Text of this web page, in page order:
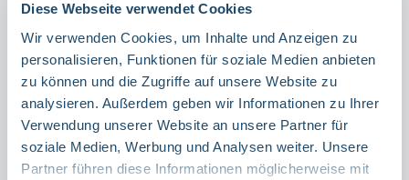
Diese Webseite verwendet Cookies
Wir verwenden Cookies, um Inhalte und Anzeigen zu
personalisieren, Funktionen für soziale Medien anbieten
zu können und die Zugriffe auf unsere Website zu
analysieren. Außerdem geben wir Informationen zu Ihrer
Verwendung unserer Website an unsere Partner für
soziale Medien, Werbung und Analysen weiter. Unsere
Partner führen diese Informationen möglicherweise mit
LINKSWEISEND
RECHTSWEISEND
OHNE SCHRAFFIERUNG
Produkt Anzahl: Gib den gewünschten Wert ein oder benutze die Schaltflächen um die Anzahl
Stück
IN DEN WARENKORB